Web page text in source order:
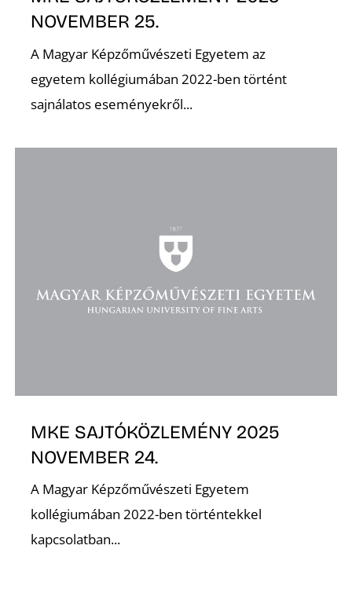
NOVEMBER 25.
A Magyar Képzőművészeti Egyetem az
egyetem kollégiumában 2022-ben történt
sajnálatos eseményekről...
MKE SAJTÓKÖZLEMÉNY 2025
NOVEMBER 24.
A Magyar Képzőművészeti Egyetem
kollégiumában 2022-ben történtekkel
kapcsolatban...